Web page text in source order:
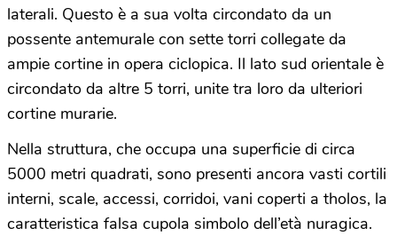
laterali. Questo è a sua volta circondato da un
possente antemurale con sette torri collegate da
ampie cortine in opera ciclopica. Il lato sud orientale è
circondato da altre 5 torri, unite tra loro da ulteriori
cortine murarie.
Nella struttura, che occupa una superficie di circa
5000 metri quadrati, sono presenti ancora vasti cortili
interni, scale, accessi, corridoi, vani coperti a tholos, la
caratteristica falsa cupola simbolo dell’età nuragica.